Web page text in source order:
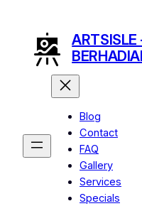
ARTSISLE
Blog
Contact
FAQ
Gallery
Services
Specials